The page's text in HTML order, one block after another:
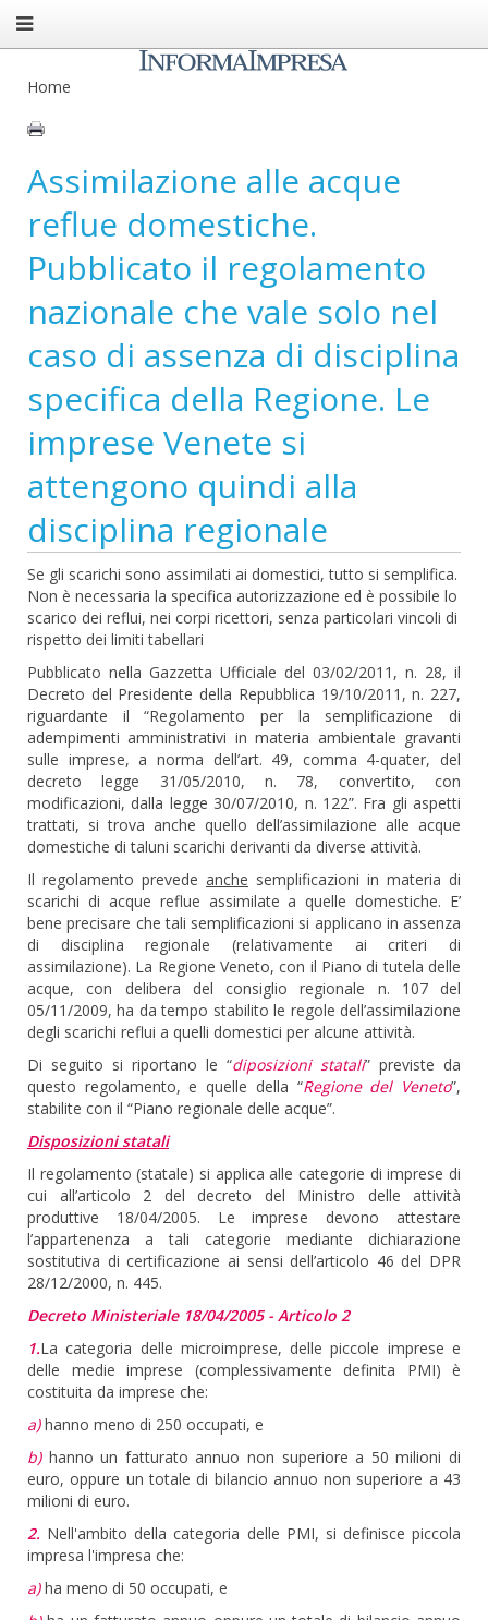
Home
Assimilazione alle acque
reflue domestiche.
Pubblicato il regolamento
nazionale che vale solo nel
caso di assenza di disciplina
specifica della Regione. Le
imprese Venete si
attengono quindi alla
disciplina regionale
Se gli scarichi sono assimilati ai domestici, tutto si semplifica.
Non è necessaria la specifica autorizzazione ed è possibile lo
scarico dei reflui, nei corpi ricettori, senza particolari vincoli di
rispetto dei limiti tabellari
Pubblicato nella Gazzetta Ufficiale del 03/02/2011, n. 28, il
Decreto del Presidente della Repubblica 19/10/2011, n. 227,
riguardante il “Regolamento per la semplificazione di
adempimenti amministrativi in materia ambientale gravanti
sulle imprese, a norma dell’art. 49, comma 4-quater, del
decreto legge 31/05/2010, n. 78, convertito, con
modificazioni, dalla legge 30/07/2010, n. 122”. Fra gli aspetti
trattati, si trova anche quello dell’assimilazione alle acque
domestiche di taluni scarichi derivanti da diverse attività.
Il regolamento prevede anche semplificazioni in materia di
scarichi di acque reflue assimilate a quelle domestiche. E’
bene precisare che tali semplificazioni si applicano in assenza
di disciplina regionale (relativamente ai criteri di
assimilazione). La Regione Veneto, con il Piano di tutela delle
acque, con delibera del consiglio regionale n. 107 del
05/11/2009, ha da tempo stabilito le regole dell’assimilazione
degli scarichi reflui a quelli domestici per alcune attività.
Di seguito si riportano le “diposizioni statali” previste da
questo regolamento, e quelle della “Regione del Veneto”,
stabilite con il “Piano regionale delle acque”.
Disposizioni statali
Il regolamento (statale) si applica alle categorie di imprese di
cui all’articolo 2 del decreto del Ministro delle attività
produttive 18/04/2005. Le imprese devono attestare
l’appartenenza a tali categorie mediante dichiarazione
sostitutiva di certificazione ai sensi dell’articolo 46 del DPR
28/12/2000, n. 445.
Decreto Ministeriale 18/04/2005 - Articolo 2
1.La categoria delle microimprese, delle piccole imprese e
delle medie imprese (complessivamente definita PMI) è
costituita da imprese che:
a)hanno meno di 250 occupati, e
b)hanno un fatturato annuo non superiore a 50 milioni di
euro, oppure un totale di bilancio annuo non superiore a 43
milioni di euro.
2. Nell'ambito della categoria delle PMI, si definisce piccola
impresa l'impresa che:
a)ha meno di 50 occupati, e